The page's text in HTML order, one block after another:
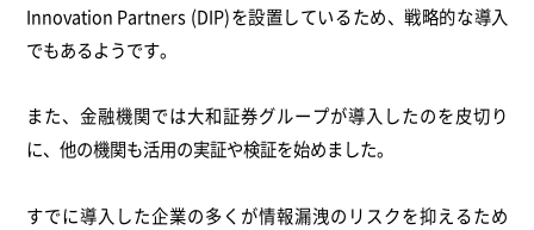
Innovation Partners (DIP)を設置しているため、戦略的な導入
でもあるようです。
また、金融機関では大和証券グループが導入したのを皮切り
に、他の機関も活用の実証や検証を始めました。
すでに導入した企業の多くが情報漏洩のリスクを抑えるため